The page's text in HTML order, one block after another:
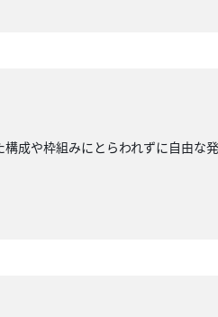
成や枠組みにとらわれずに自由な